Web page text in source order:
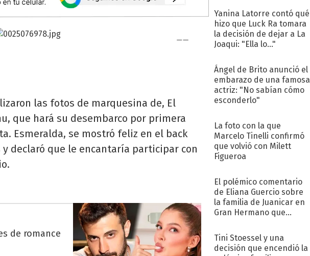
las fotos de marquesina de, El
que hará su desembarco por primera
Esmeralda, se mostró feliz en el back
declaró que le encantaría participar con
de romance
Yanina Latorre contó qué
hizo que Luck Ra tomara
la decisión de dejar a La
Joaqui: "Ella lo..."
Ángel de Brito anunció el
embarazo de una famosa
actriz: "No sabían cómo
esconderlo"
La foto con la que
Marcelo Tinelli confirmó
que volvió con Milett
Figueroa
El polémico comentario
de Eliana Guercio sobre
la familia de Juanicar en
Gran Hermano que
Tini Stoessel y una
decisión que encendió la